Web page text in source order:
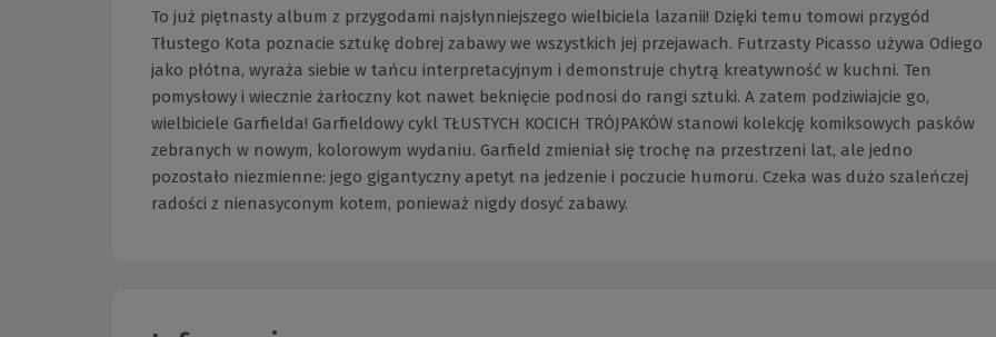
To już piętnasty album z przygodami najsłynniejszego wielbiciela lazanii! Dzięki temu tomowi przygód
Tłustego Kota poznacie sztukę dobrej zabawy we wszystkich jej przejawach. Futrzasty Picasso używa Odiego
jako płótna, wyraża siebie w tańcu interpretacyjnym i demonstruje chytrą kreatywność w kuchni. Ten
pomysłowy i wiecznie żarłoczny kot nawet beknięcie podnosi do rangi sztuki. A zatem podziwiajcie go,
wielbiciele Garfielda! Garfieldowy cykl TŁUSTYCH KOCICH TRÓJPAKÓW stanowi kolekcję komiksowych pasków
zebranych w nowym, kolorowym wydaniu. Garfield zmieniał się trochę na przestrzeni lat, ale jedno
pozostało niezmienne: jego gigantyczny apetyt na jedzenie i poczucie humoru. Czeka was dużo szaleńczej
radości z nienasyconym kotem, ponieważ nigdy dosyć zabawy.